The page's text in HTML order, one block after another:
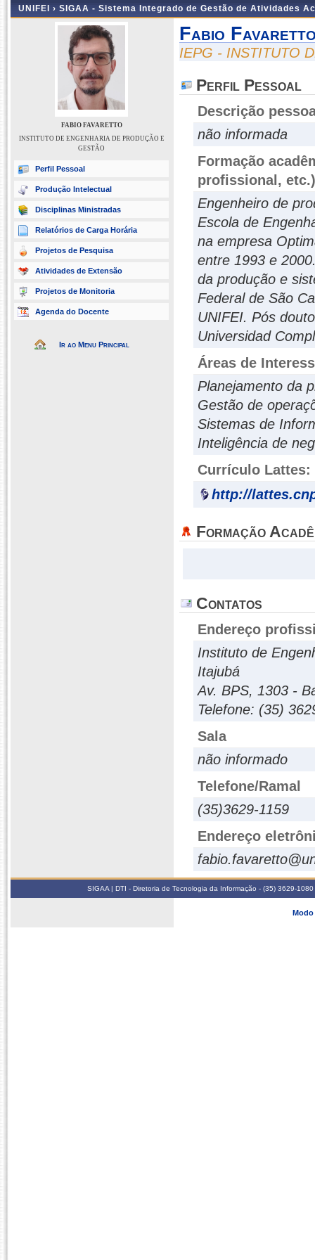
UNIFEI › SIGAA - Sistema Integrado de Gestão de Atividades
FABIO FAVARETTO
INSTITUTO DE ENGENHARIA DE PRODUÇÃO E
GESTÃO
Perfil Pessoal
Produção Intelectual
Disciplinas Ministradas
Relatórios de Carga Horária
Projetos de Pesquisa
Atividades de Extensão
Projetos de Monitoria
Agenda do Docente
Ir ao Menu Principal
Fabio
IEPG - INSTITUTO
Perfil Pessoal
Descrição
não informada
Formação
profissional, etc.)
Engenheiro de
Escola de
na empresa
entre 1993 e
da produção e
Federal de São
UNIFEI. Pós
Universidad
Áreas de
Planejamento da
Gestão de
Sistemas de
Inteligência de
Currículo Lattes:
http://
Formação
Contatos
Endereço
Instituto de
Itajubá
Av. BPS, 1303 -
Telefone: (35)
Sala
não informado
Telefone/Ramal
(35)3629-1159
Endereço
SIGAA | DTI - Diretoria de Tecnologia da Informação - (35) 3629-
Modo